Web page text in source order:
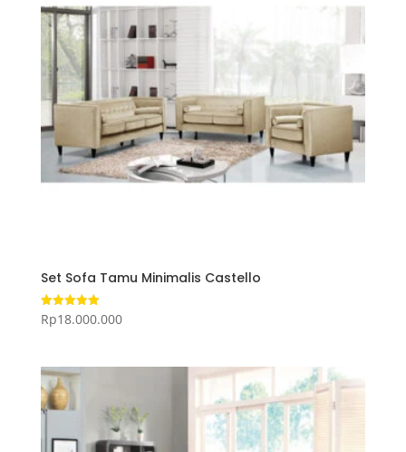
Set Sofa Tamu Minimalis Castello
Dinilai
5.00
Rp18.000.000